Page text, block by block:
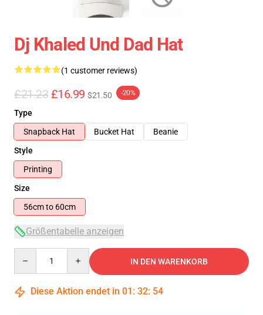
Dj Khaled Und Dad Hat
(1 customer reviews)
£21.23 £16.99 $21.50 -20%
Type
Snapback Hat
Bucket Hat
Beanie
Style
Printing
Size
56cm to 60cm
Größentabelle anzeigen
IN DEN WARENKORB
Diese Aktion endet in 01 : 32: 54